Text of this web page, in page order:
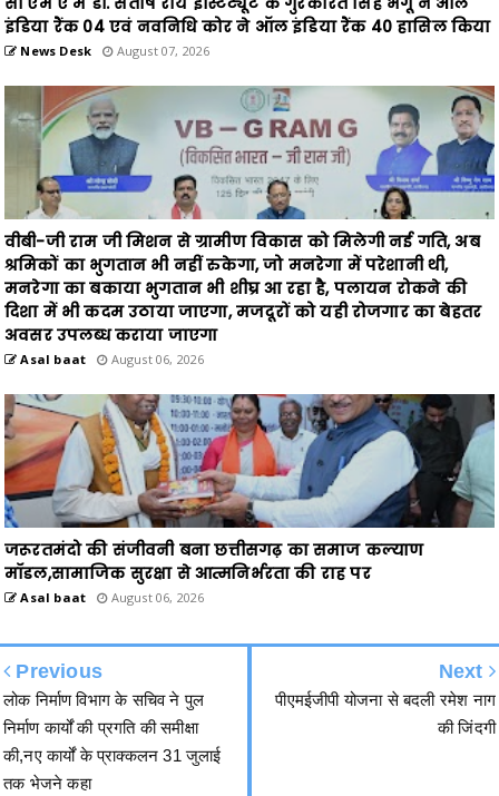
वीबी-जी राम जी मिशन से ग्रामीण विकास को मिलेगी नई गति, अब
श्रमिकों का भुगतान भी नहीं रुकेगा, जो मनरेगा में परेशानी थी,
मनरेगा का बकाया भुगतान भी शीघ्र आ रहा है, पलायन रोकने की
दिशा में भी कदम उठाया जाएगा, मजदूरों को यही रोजगार का बेहतर
अवसर उपलब्ध कराया जाएगा
Asal baat August 06, 2026
जरूरतमंदो की संजीवनी बना छत्तीसगढ़ का समाज कल्याण
मॉडल,सामाजिक सुरक्षा से आत्मनिर्भरता की राह पर
Asal baat August 06, 2026
Previous
निर्माण कार्यों की प्रगति की समीक्षा
की,नए कार्यों के प्राक्कलन 31 जुलाई
तक भेजने कहा
की जिंदगी